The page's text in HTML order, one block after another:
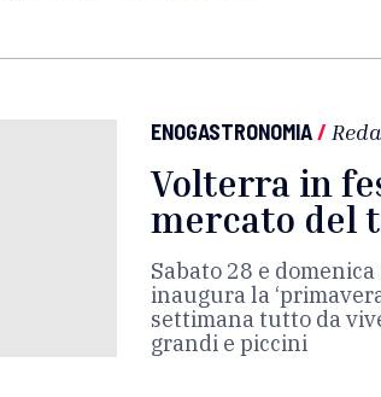
ENOGASTRONOMIA/
Volterra in
mercato del
Sabato 28 e
inaugura la
settimana tutto da
grandi e piccini